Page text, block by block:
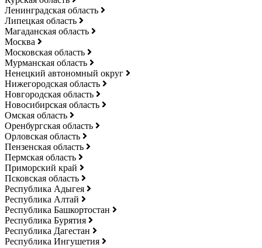
Ленинградская область
Липецкая область
Магаданская область
Москва
Московская область
Мурманская область
Ненецкий автономный округ
Нижегородская область
Новгородская область
Новосибирская область
Омская область
Оренбургская область
Орловская область
Пензенская область
Пермская область
Приморский край
Псковская область
Республика Адыгея
Республика Алтай
Республика Башкортостан
Республика Бурятия
Республика Дагестан
Республика Ингушетия